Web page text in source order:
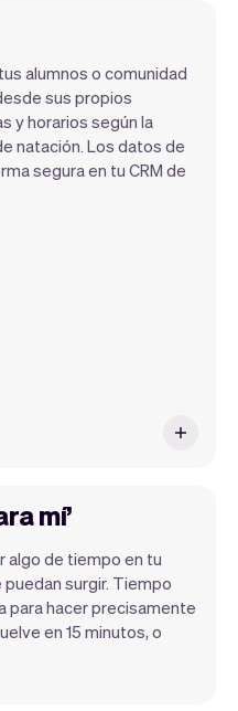
alumnos o comunidad
sus propios
y horarios según la
natación. Los datos de
segura en tu CRM de
es permitirte
tu talento. Vev se
tu propio
mí’
algo de tiempo en tu
surgir. Tiempo
para hacer precisamente
en 15 minutos, o